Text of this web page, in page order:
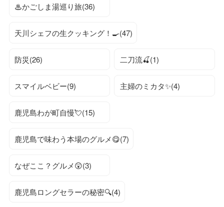
♨かごしま湯巡り旅(36)
天川シェフの生クッキング！🍳(47)
防災(26) 二刀流🍒(1)
スマイルベビー(9) 主婦のミカタ✨(4)
鹿児島わが町自慢💘(15)
鹿児島で味わう本場のグルメ😋(7)
なぜここ？グルメ😲(3)
鹿児島ロングセラーの秘密🔍(4)